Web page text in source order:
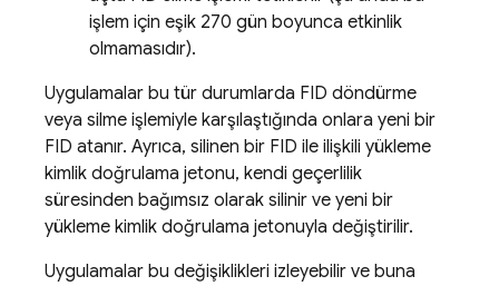
işlem için eşik 270 gün boyunca etkinlik
olmamasıdır).
Uygulamalar bu tür durumlarda FID döndürme
veya silme işlemiyle karşılaştığında onlara yeni bir
FID atanır. Ayrıca, silinen bir FID ile ilişkili yükleme
kimlik doğrulama jetonu, kendi geçerlilik
süresinden bağımsız olarak silinir ve yeni bir
yükleme kimlik doğrulama jetonuyla değiştirilir.
Uygulamalar bu değişiklikleri izleyebilir ve buna